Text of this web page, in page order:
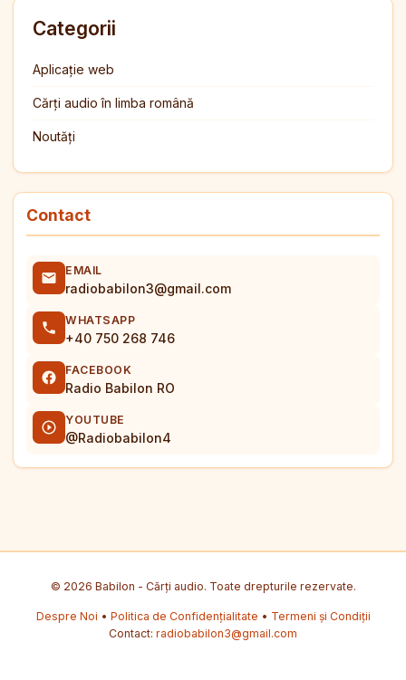
Categorii
Aplicație web
Cărți audio în limba română
Noutăți
Contact
EMAIL
radiobabilon3@gmail.com
WHATSAPP
+40 750 268 746
FACEBOOK
Radio Babilon RO
YOUTUBE
@Radiobabilon4
© 2026 Babilon - Cărți audio. Toate drepturile rezervate.
Despre Noi • Politica de Confidențialitate • Termeni și Condiții
Contact: radiobabilon3@gmail.com